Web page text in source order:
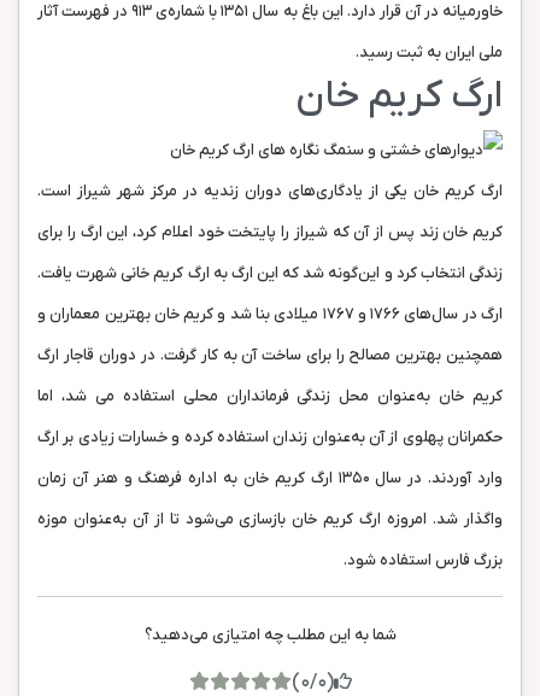
خاورمیانه در آن قرار دارد. این باغ به سال ۱۳۵۱ با شماره‌ی ۹۱۳ در فهرست آثار
ملی ایران به ثبت رسید.
ارگ کریم خان
ارگ کریم خان یکی از یادگاری‌های دوران زندیه در مرکز شهر شیراز است.
کریم خان زند پس از آن که شیراز را پایتخت خود اعلام کرد، این ارگ را برای
زندگی انتخاب کرد و این‌گونه شد که این ارگ به ارگ کریم خانی شهرت یافت.
ارگ در سال‌های ۱۷۶۶ و ۱۷۶۷ میلادی بنا شد و کریم خان بهترین معماران و
همچنین بهترین مصالح را برای ساخت آن به کار گرفت. در دوران قاجار ارگ
کریم خان به‌عنوان محل زندگی فرمانداران محلی استفاده می شد، اما
حکمرانان پهلوی از آن به‌عنوان زندان استفاده کرده و خسارات زیادی بر ارگ
وارد آوردند. در سال ۱۳۵۰ ارگ کریم خان به اداره‌ فرهنگ و هنر آن زمان
واگذار شد. امروزه ارگ کریم‌ خان بازسازی می‌شود تا از آن به‌عنوان موزه‌
بزرگ فارس استفاده شود.
شما به این مطلب چه امتیازی می‌دهید؟
(0/0)